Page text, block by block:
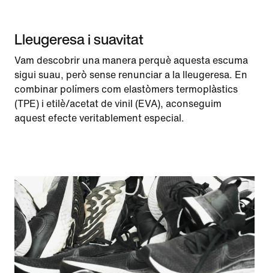
Lleugeresa i suavitat
Vam descobrir una manera perquè aquesta escuma
sigui suau, però sense renunciar a la lleugeresa. En
combinar polímers com elastòmers termoplàstics
(TPE) i etilè/acetat de vinil (EVA), aconseguim
aquest efecte veritablement especial.